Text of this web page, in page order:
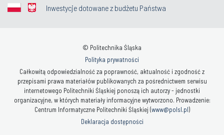
Inwestycje dotowane z budżetu Państwa
© Politechnika Śląska
Polityka prywatności
Całkowitą odpowiedzialność za poprawność, aktualność i zgodność z
przepisami prawa materiałów publikowanych za pośrednictwem serwisu
internetowego Politechniki Śląskiej ponoszą ich autorzy - jednostki
organizacyjne, w których materiały informacyjne wytworzono. Prowadzenie:
Centrum Informatyczne Politechniki Śląskiej (www@polsl.pl)
Deklaracja dostępności